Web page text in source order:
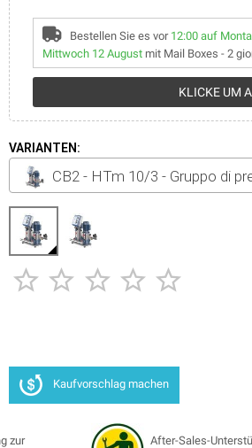
Bestellen Sie es vor 12:00 auf
Mittwoch 12 August mit Mail Boxes - 2
KLICKE UM
VARIANTEN:
CB2 - HTm 10/3 - Gruppo di
    
Kaufvorschlag machen
zur
After-Sales-